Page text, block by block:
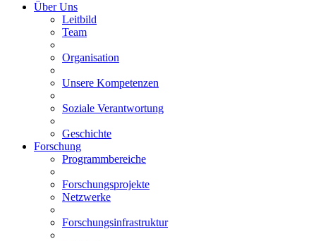
Über Uns
Leitbild
Team
Organisation
Unsere Kompetenzen
Soziale Verantwortung
Geschichte
Forschung
Programmbereiche
Forschungsprojekte
Netzwerke
Forschungsinfrastruktur